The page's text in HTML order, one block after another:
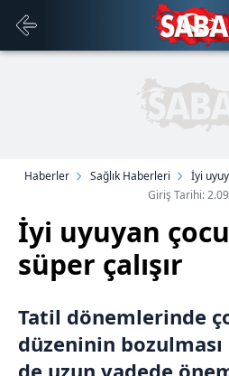
Haberler Sağlık Haberleri
İyi
Giriş Tarihi:
İyi uyuyan
süper çalışır
Tatil dönemlerinde
düzeninin bozulması
de uzun vadede